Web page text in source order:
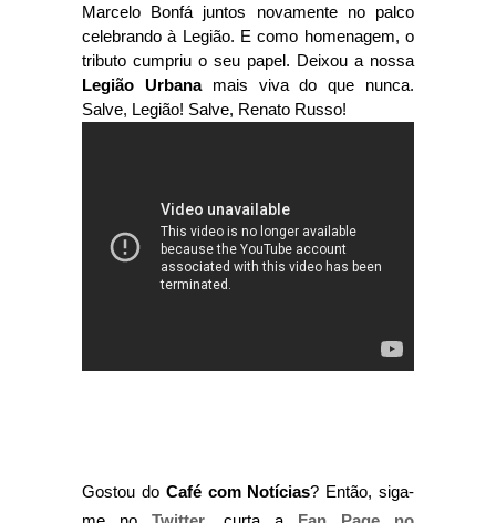
Marcelo Bonfá juntos novamente no palco
celebrando à Legião. E como homenagem, o
tributo cumpriu o seu papel. Deixou a nossa
Legião Urbanamais viva do que nunca.
Salve, Legião! Salve, Renato Russo!
Gostou do Café com Notícias? Então, siga-